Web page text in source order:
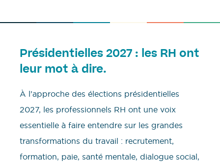
Présidentielles 2027 : les RH ont
leur mot à dire.
À l’approche des élections présidentielles
2027, les professionnels RH ont une voix
essentielle à faire entendre sur les grandes
transformations du travail : recrutement,
formation, paie, santé mentale, dialogue social,